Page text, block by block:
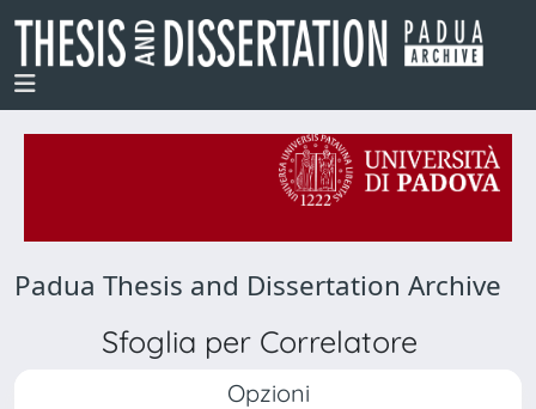
Padua Thesis and Dissertation Archive
Sfoglia per Correlatore
Opzioni